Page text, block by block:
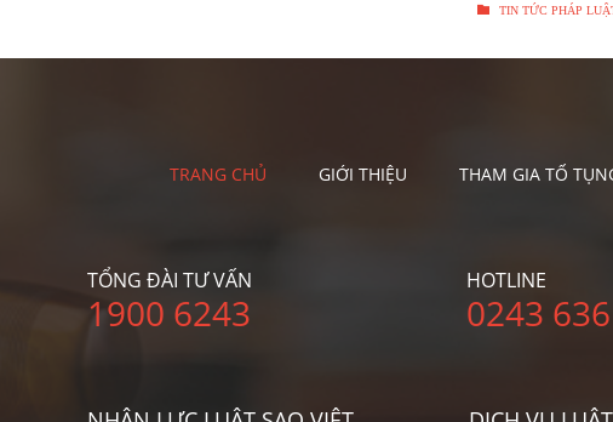
 TIN TỨC PHÁP
TRANG CHỦ GIỚI THIỆU THAM GIA TỐ
TỔNG ĐÀI TƯ VẤN
1900 6243
HOTLINE
0243